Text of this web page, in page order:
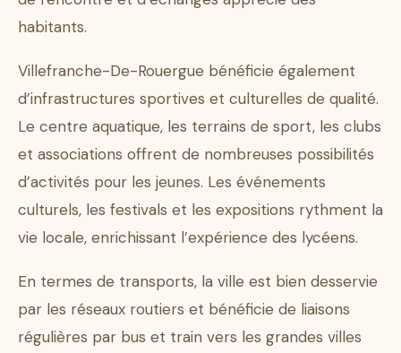
habitants.
Villefranche-De-Rouergue bénéficie également
d’infrastructures sportives et culturelles de qualité.
Le centre aquatique, les terrains de sport, les clubs
et associations offrent de nombreuses possibilités
d’activités pour les jeunes. Les événements
culturels, les festivals et les expositions rythment la
vie locale, enrichissant l’expérience des lycéens.
En termes de transports, la ville est bien desservie
par les réseaux routiers et bénéficie de liaisons
régulières par bus et train vers les grandes villes